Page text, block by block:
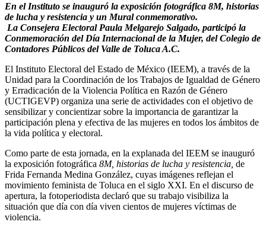
En el Instituto se inauguró la exposición fotográfica 8M, historias
de lucha y resistencia y un Mural conmemorativo.
La Consejera Electoral Paula Melgarejo Salgado, participó la
Conmemoración del Día Internacional de la Mujer, del Colegio de
Contadores Públicos del Valle de Toluca A.C.
El Instituto Electoral del Estado de México (IEEM), a través de la
Unidad para la Coordinación de los Trabajos de Igualdad de Género
y Erradicación de la Violencia Política en Razón de Género
(UCTIGEVP) organiza una serie de actividades con el objetivo de
sensibilizar y concientizar sobre la importancia de garantizar la
participación plena y efectiva de las mujeres en todos los ámbitos de
la vida política y electoral.
Como parte de esta jornada, en la explanada del IEEM se inauguró
la exposición fotográfica 8M, historias de lucha y resistencia, de
Frida Fernanda Medina González, cuyas imágenes reflejan el
movimiento feminista de Toluca en el siglo XXI. En el discurso de
apertura, la fotoperiodista declaró que su trabajo visibiliza la
situación que día con día viven cientos de mujeres víctimas de
violencia.